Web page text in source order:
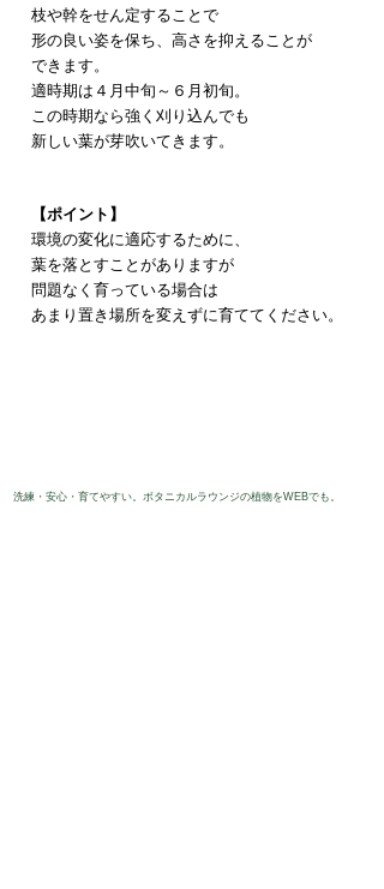
枝や幹をせん定することで
形の良い姿を保ち、高さを抑えることが
できます。
適時期は４月中旬～６月初旬。
この時期なら強く刈り込んでも
​新しい葉が芽吹いてきます。
【ポイント】
環境の変化に適応するために、
葉を落とすことがありますが
問題なく育っている場合は
あまり置き場所を変えずに育ててください。
​洗練・安心・育てやすい。ボタニカルラウンジの植物をWEBでも。